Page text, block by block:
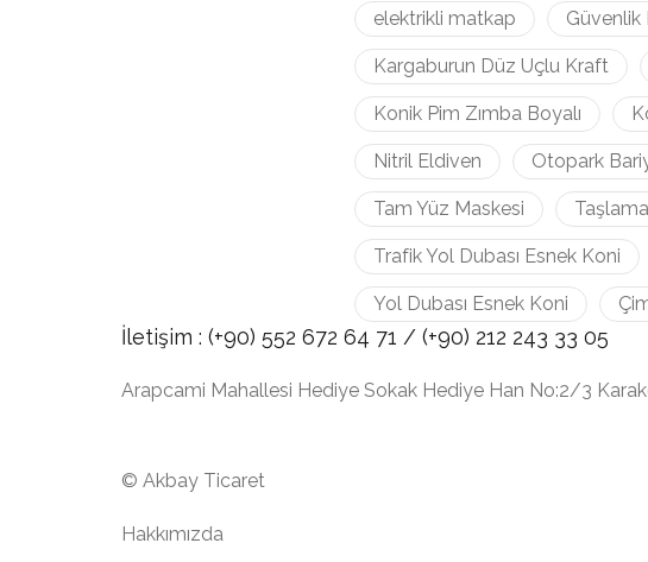
elektrikli matkap Güvenlik
Kargaburun Düz Uçlu Kraft
Konik Pim Zımba Boyalı
Nitril Eldiven Otopark
Tam Yüz Maskesi
Trafik Yol Dubası Esnek Koni
Yol Dubası Esnek Koni
İletişim : (+90) 552 672 64 71 / (+90) 212 243 33 05
Arapcami Mahallesi Hediye Sokak Hediye Han No:2/3
© Akbay Ticaret
Hakkımızda